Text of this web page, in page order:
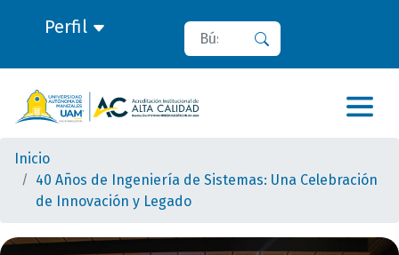
Perfil Buscar
Inicio
40 Años de Ingeniería de Sistemas: Una Celebración
de Innovación y Legado